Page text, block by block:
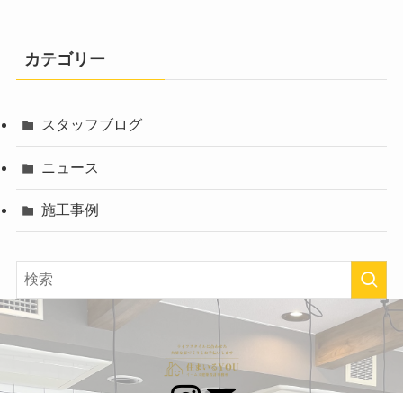
カテゴリー
スタッフブログ
ニュース
施工事例